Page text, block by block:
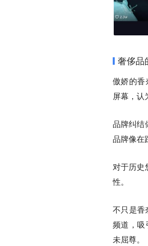
奢侈品
傲娇的香
屏幕，认
品牌纠结
品牌像在
对于历史
性。
不只是香
频道，吸
未屈尊。